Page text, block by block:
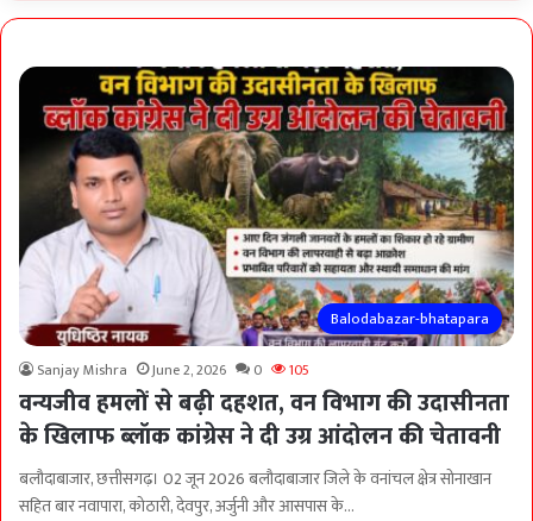
Balodabazar-bhatapara
Sanjay Mishra June 2, 2026 0 105
वन्यजीव हमलों से बढ़ी दहशत, वन विभाग की उदासीनता
के खिलाफ ब्लॉक कांग्रेस ने दी उग्र आंदोलन की चेतावनी
बलौदाबाजार, छत्तीसगढ़। 02 जून 2026 बलौदाबाजार जिले के वनांचल क्षेत्र सोनाखान
सहित बार नवापारा, कोठारी, देवपुर, अर्जुनी और आसपास के…